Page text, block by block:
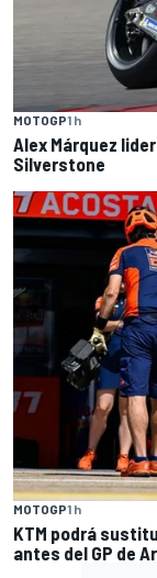
MOTOGP1 h
Alex Márquez
Silverstone
MOTOGP1 h
KTM podrá
antes del GP de